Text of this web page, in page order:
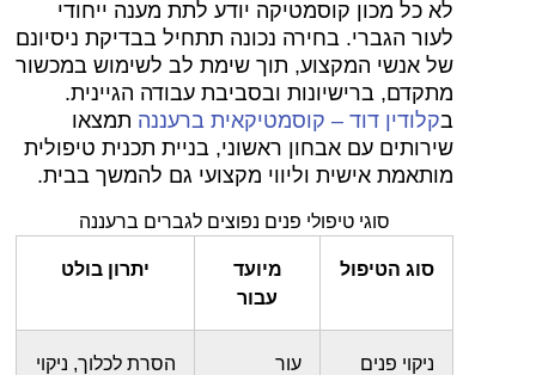
לא כל מכון קוסמטיקה יודע לתת מענה ייחודי
לעור הגברי. בחירה נכונה תתחיל בבדיקת ניסיונם
של אנשי המקצוע, תוך שימת לב לשימוש במכשור
מתקדם, ברישיונות ובסביבת עבודה הגיינית.
בקלודין דוד – קוסמטיקאית ברעננה תמצאו
שירותים עם אבחון ראשוני, בניית תכנית טיפולית
מותאמת אישית וליווי מקצועי גם להמשך בבית.
סוגי טיפולי פנים נפוצים לגברים ברעננה
סוג הטיפול
מיועד
עבור
יתרון בולט
ניקוי פנים
עור
הסרת לכלוך, ניקוי